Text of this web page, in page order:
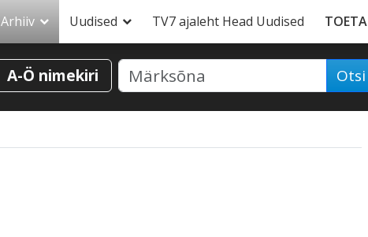
Arhiiv Uudised TV7 ajaleht Head Uudised TOETA
A-Ö nimekiri Otsi